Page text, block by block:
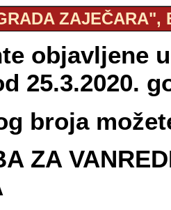
ZAJEČARA",
objavljene
25.3.2020.
broja
ZA